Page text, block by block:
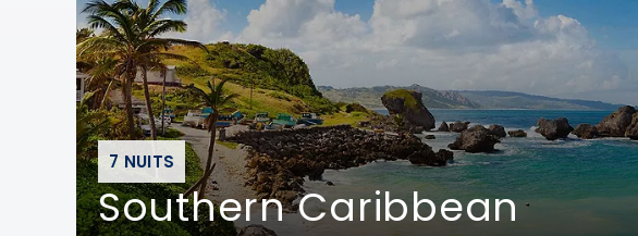
7 NUITS
Southern Caribbean